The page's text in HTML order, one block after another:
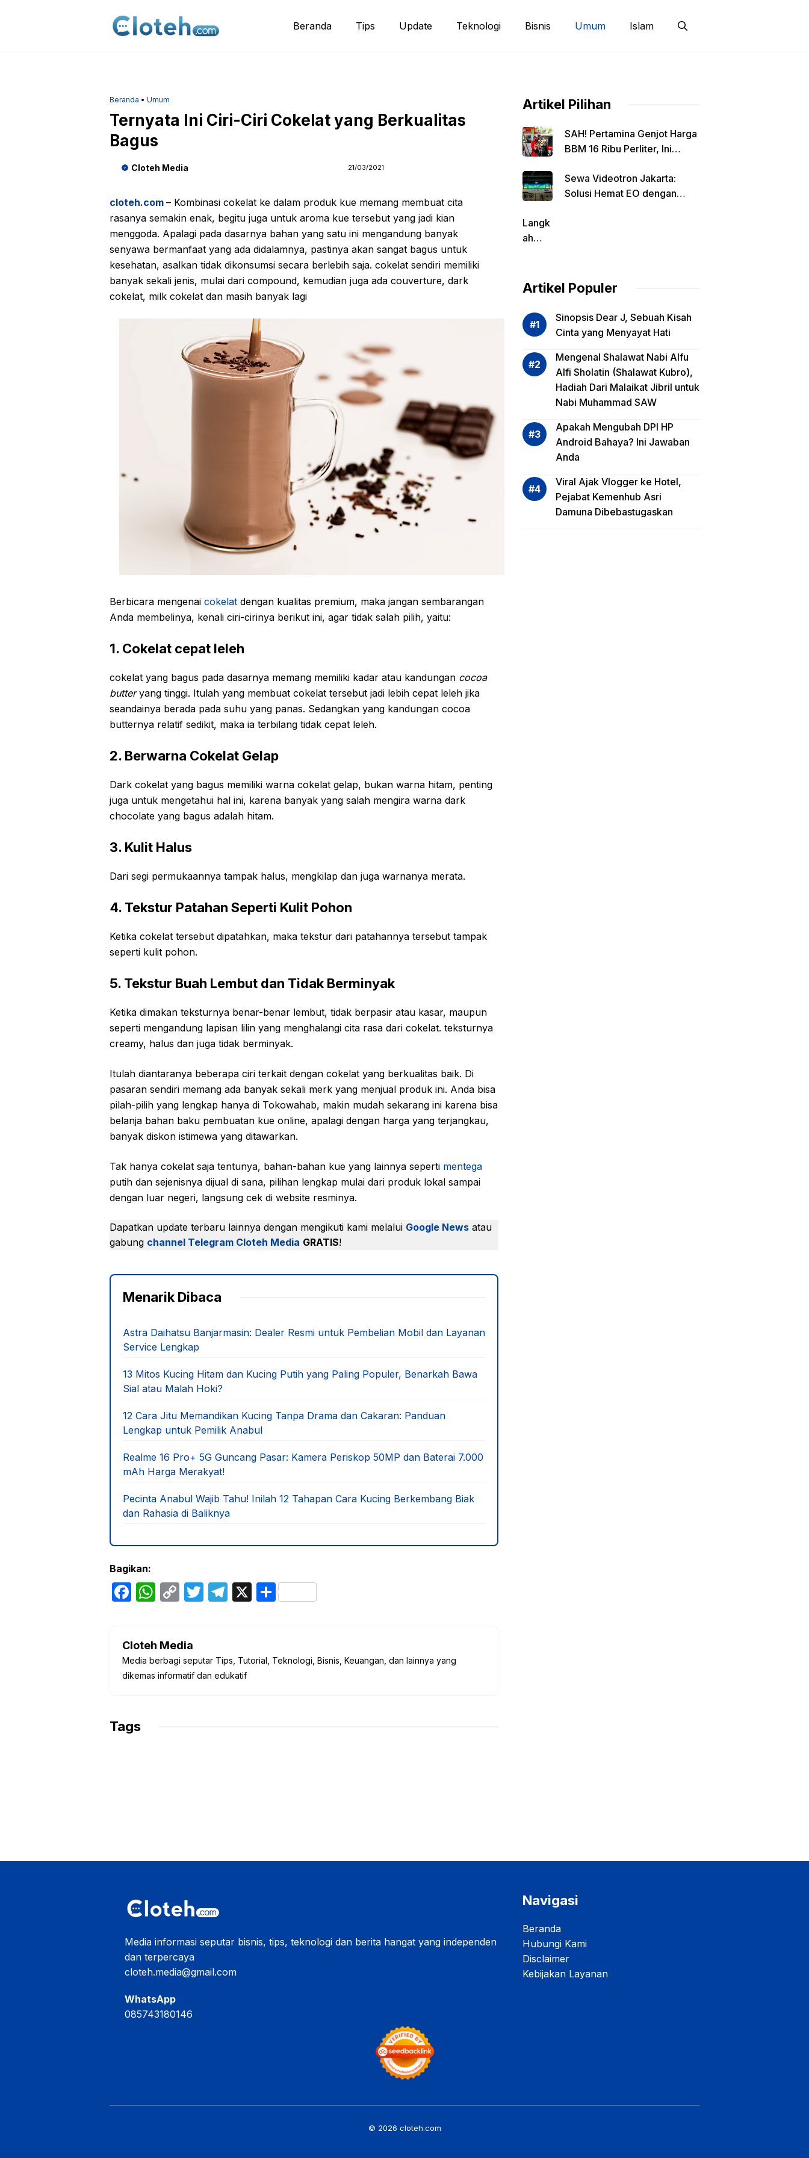
Beranda Tips Update Teknologi Bisnis Umum Islam
Beranda • Umum
Ternyata Ini Ciri-Ciri Cokelat yang Berkualitas
Bagus
Cloteh Media 21/03/2021
cloteh.com – Kombinasi cokelat ke dalam produk kue memang membuat cita
rasanya semakin enak, begitu juga untuk aroma kue tersebut yang jadi kian
menggoda. Apalagi pada dasarnya bahan yang satu ini mengandung banyak
senyawa bermanfaat yang ada didalamnya, pastinya akan sangat bagus untuk
kesehatan, asalkan tidak dikonsumsi secara berlebih saja. cokelat sendiri memiliki
banyak sekali jenis, mulai dari compound, kemudian juga ada couverture, dark
cokelat, milk cokelat dan masih banyak lagi
Berbicara mengenai cokelat dengan kualitas premium, maka jangan sembarangan
Anda membelinya, kenali ciri-cirinya berikut ini, agar tidak salah pilih, yaitu:
1. Cokelat cepat leleh
cokelat yang bagus pada dasarnya memang memiliki kadar atau kandungan cocoa
butteryang tinggi. Itulah yang membuat cokelat tersebut jadi lebih cepat leleh jika
seandainya berada pada suhu yang panas. Sedangkan yang kandungan cocoa
butternya relatif sedikit, maka ia terbilang tidak cepat leleh.
2. Berwarna Cokelat Gelap
Dark cokelat yang bagus memiliki warna cokelat gelap, bukan warna hitam, penting
juga untuk mengetahui hal ini, karena banyak yang salah mengira warna dark
chocolate yang bagus adalah hitam.
3. Kulit Halus
Dari segi permukaannya tampak halus, mengkilap dan juga warnanya merata.
4. Tekstur Patahan Seperti Kulit Pohon
Ketika cokelat tersebut dipatahkan, maka tekstur dari patahannya tersebut tampak
seperti kulit pohon.
5. Tekstur Buah Lembut dan Tidak Berminyak
Ketika dimakan teksturnya benar-benar lembut, tidak berpasir atau kasar, maupun
seperti mengandung lapisan lilin yang menghalangi cita rasa dari cokelat. teksturnya
creamy, halus dan juga tidak berminyak.
Itulah diantaranya beberapa ciri terkait dengan cokelat yang berkualitas baik. Di
pasaran sendiri memang ada banyak sekali merk yang menjual produk ini. Anda bisa
pilah-pilih yang lengkap hanya di Tokowahab, makin mudah sekarang ini karena bisa
belanja bahan baku pembuatan kue online, apalagi dengan harga yang terjangkau,
banyak diskon istimewa yang ditawarkan.
Tak hanya cokelat saja tentunya, bahan-bahan kue yang lainnya seperti mentega
putih dan sejenisnya dijual di sana, pilihan lengkap mulai dari produk lokal sampai
dengan luar negeri, langsung cek di website resminya.
Dapatkan update terbaru lainnya dengan mengikuti kami melalui Google News atau
gabung channel Telegram Cloteh Media GRATIS!
Menarik Dibaca
Astra Daihatsu Banjarmasin: Dealer Resmi untuk Pembelian Mobil dan Layanan
Service Lengkap
13 Mitos Kucing Hitam dan Kucing Putih yang Paling Populer, Benarkah Bawa
Sial atau Malah Hoki?
12 Cara Jitu Memandikan Kucing Tanpa Drama dan Cakaran: Panduan
Lengkap untuk Pemilik Anabul
Realme 16 Pro+ 5G Guncang Pasar: Kamera Periskop 50MP dan Baterai 7.000
mAh Harga Merakyat!
Pecinta Anabul Wajib Tahu! Inilah 12 Tahapan Cara Kucing Berkembang Biak
dan Rahasia di Baliknya
Bagikan:
F
e
b
k
W
s
A
C
y
Li
T
T
a
X S
Cloteh Media
Media berbagi seputar Tips, Tutorial, Teknologi, Bisnis, Keuangan, dan lainnya yang
dikemas informatif dan edukatif
Tags
Artikel Pilihan
SAH! Pertamina Genjot Harga
BBM 16 Ribu Perliter, Ini
Sewa Videotron Jakarta:
Solusi Hemat EO dengan
Langk
ah
dalam
si
Risiko
asi
Reksa
Artikel Populer
Sinopsis Dear J, Sebuah Kisah
Cinta yang Menyayat Hati
Mengenal Shalawat Nabi Alfu
Alfi Sholatin (Shalawat Kubro),
Hadiah Dari Malaikat Jibril untuk
Nabi Muhammad SAW
Apakah Mengubah DPI HP
Android Bahaya? Ini Jawaban
Anda
Viral Ajak Vlogger ke Hotel,
Pejabat Kemenhub Asri
Damuna Dibebastugaskan
Media informasi seputar bisnis, tips, teknologi dan berita hangat yang independen
dan terpercaya
cloteh.media@gmail.com
WhatsApp
085743180146
Navigasi
Beranda
Hubungi Kami
Disclaimer
Kebijakan Layanan
© 2026 cloteh.com